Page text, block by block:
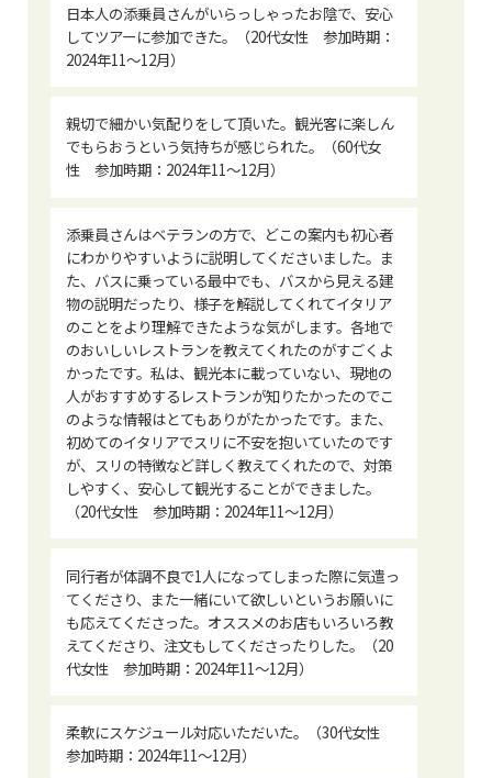
日本人の添乗員さんがいらっしゃったお陰で、安心
してツアーに参加できた。（20代女性 参加時期：
2024年11～12月）
親切で細かい気配りをして頂いた。観光客に楽しん
でもらおうという気持ちが感じられた。（60代女
性 参加時期：2024年11～12月）
添乗員さんはベテランの方で、どこの案内も初心者
にわかりやすいように説明してくださいました。ま
た、バスに乗っている最中でも、バスから見える建
物の説明だったり、様子を解説してくれてイタリア
のことをより理解できたような気がします。各地で
のおいしいレストランを教えてくれたのがすごくよ
かったです。私は、観光本に載っていない、現地の
人がおすすめするレストランが知りたかったのでこ
のような情報はとてもありがたかったです。また、
初めてのイタリアでスリに不安を抱いていたのです
が、スリの特徴など詳しく教えてくれたので、対策
しやすく、安心して観光することができました。
（20代女性 参加時期：2024年11～12月）
同行者が体調不良で1人になってしまった際に気遣っ
てくださり、また一緒にいて欲しいというお願いに
も応えてくださった。オススメのお店もいろいろ教
えてくださり、注文もしてくださったりした。（20
代女性 参加時期：2024年11～12月）
柔軟にスケジュール対応いただいた。（30代女性
参加時期：2024年11～12月）